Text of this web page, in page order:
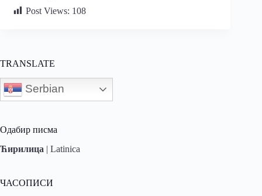
Post Views: 108
TRANSLATE
Serbian
Одабир писма
Ћирилица | Latinica
ЧАСОПИСИ